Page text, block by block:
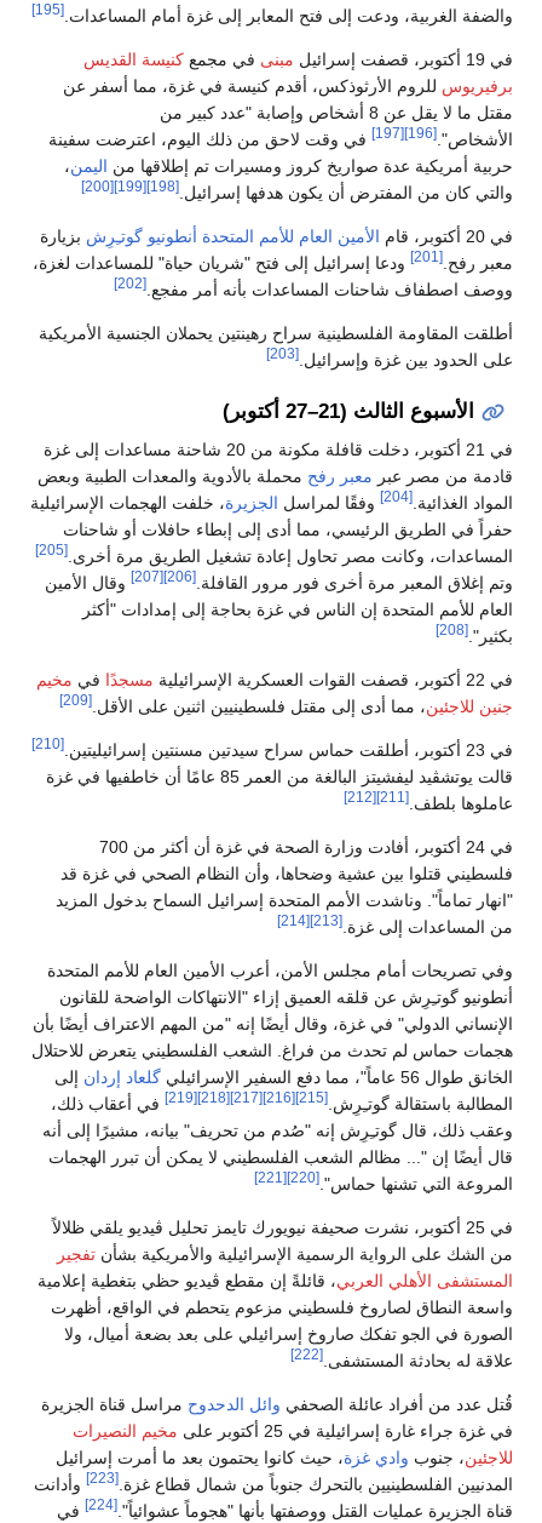
والضفة الغربية، ودعت إلى فتح المعابر إلى غزة أمام المساعدات. [195]
في 19 أكتوبر، قصفت إسرائيل مبنى في مجمع كنيسة القديس
برفيريوس للروم الأرثوذكس، أقدم كنيسة في غزة، مما أسفر عن
مقتل ما لا يقل عن 8 أشخاص وإصابة "عدد كبير من
الأشخاص". [196]
[197]
في وقت لاحق من ذلك اليوم، اعترضت سفينة
حربية أمريكية عدة صواريخ كروز ومسيرات تم إطلاقها من اليمن،
والتي كان من المفترض أن يكون هدفها إسرائيل. [198]
[199]
[200]
في 20 أكتوبر، قام الأمين العام للأمم المتحدة أنطونيو گوتـِرِش بزيارة
معبر رفح. [201]
ودعا إسرائيل إلى فتح "شريان حياة" للمساعدات لغزة،
ووصف اصطفاف شاحنات المساعدات بأنه أمر مفجع. [202]
أطلقت المقاومة الفلسطينية سراح رهينتين يحملان الجنسية الأمريكية
على الحدود بين غزة وإسرائيل. [203]
الأسبوع الثالث (21–27 أكتوبر)
في 21 أكتوبر، دخلت قافلة مكونة من 20 شاحنة مساعدات إلى غزة
قادمة من مصر عبر معبر رفح محملة بالأدوية والمعدات الطبية وبعض
المواد الغذائية.[204] وفقًا لمراسل الجزيرة، خلفت الهجمات الإسرائيلية
حفراً في الطريق الرئيسي، مما أدى إلى إبطاء حافلات أو شاحنات
المساعدات، وكانت مصر تحاول إعادة تشغيل الطريق مرة أخرى.[205]
وتم إغلاق المعبر مرة أخرى فور مرور القافلة.[206]
[207]
وقال الأمين
العام للأمم المتحدة إن الناس في غزة بحاجة إلى إمدادات "أكثر
بكثير".[208]
في 22 أكتوبر، قصفت القوات العسكرية الإسرائيلية مسجدًا في مخيم
جنين للاجئين، مما أدى إلى مقتل فلسطينيين اثنين على الأقل.[209]
في 23 أكتوبر، أطلقت حماس سراح سيدتين مسنتين إسرائيليتين. [210]
قالت يوتشڤيد ليفشيتز البالغة من العمر 85 عامًا أن خاطفيها في غزة
عاملوها بلطف.[211]
[212]
في 24 أكتوبر، أفادت وزارة الصحة في غزة أن أكثر من 700
فلسطيني قتلوا بين عشية وضحاها، وأن النظام الصحي في غزة قد
"انهار تماماً". وناشدت الأمم المتحدة إسرائيل السماح بدخول المزيد
من المساعدات إلى غزة.[213]
[214]
وفي تصريحات أمام مجلس الأمن، أعرب الأمين العام للأمم المتحدة
أنطونيو گوتـِرِش عن قلقه العميق إزاء "الانتهاكات الواضحة للقانون
الإنساني الدولي" في غزة، وقال أيضًا إنه "من المهم الاعتراف أيضًا بأن
هجمات حماس لم تحدث من فراغ. الشعب الفلسطيني يتعرض للاحتلال
الخانق طوال 56 عاماً"، مما دفع السفير الإسرائيلي
گلعاد إردان إلى
المطالبة باستقالة گوتـِرِش.[215]
[216]
[217]
[218]
[219]
في أعقاب ذلك،
وعقب ذلك، قال گوتـِرِش إنه "صُدم من تحريف" بيانه، مشيرًا إلى أنه
قال أيضًا إن "... مظالم الشعب الفلسطيني لا يمكن أن تبرر الهجمات
المروعة التي تشنها حماس".[220]
[221]
في 25 أكتوبر، نشرت صحيفة نيويورك تايمز تحليل ڤيديو يلقي ظلالاً
من الشك على الرواية الرسمية الإسرائيلية والأمريكية بشأن تفجير
المستشفى الأهلي العربي، قائلةً إن مقطع ڤيديو حظي بتغطية إعلامية
واسعة النطاق لصاروخ فلسطيني مزعوم يتحطم في الواقع، أظهرت
الصورة في الجو تفكك صاروخ إسرائيلي على بعد بضعة أميال، ولا
علاقة له بحادثة المستشفى.[222]
قُتل عدد من أفراد عائلة الصحفي وائل الدحدوح مراسل قناة الجزيرة
في غزة جراء غارة إسرائيلية في 25 أكتوبر على
مخيم النصيرات
للاجئين، جنوب وادي غزة، حيث كانوا يحتمون بعد ما أمرت إسرائيل
المدنيين الفلسطينيين بالتحرك جنوباً من شمال قطاع غزة.[223]
وأدانت
قناة الجزيرة عمليات القتل ووصفتها بأنها "هجوماً عشوائياً".[224]
في